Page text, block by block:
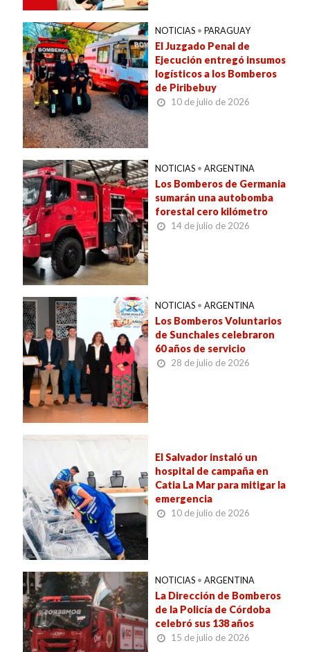
NOTICIAS • PARAGUAY
El Juzgado Penal de
Ejecución entregó insumos
logísticos a los Bomberos
de Piribebuy
10 de julio de 2026
NOTICIAS • ARGENTINA
Los Bomberos de Germania
sumarán una autobomba
forestal cero kilómetro
14 de julio de 2026
NOTICIAS • ARGENTINA
Los Bomberos Voluntarios
de Sunchales celebraron
60 años de servicio
28 de julio de 2026
El Salvador instaló un
hospital de campaña en
Catia La Mar para mitigar la
emergencia
10 de julio de 2026
NOTICIAS • ARGENTINA
La Dirección de Bomberos
de la Policía de Córdoba
celebró sus 138 años
15 de julio de 2026